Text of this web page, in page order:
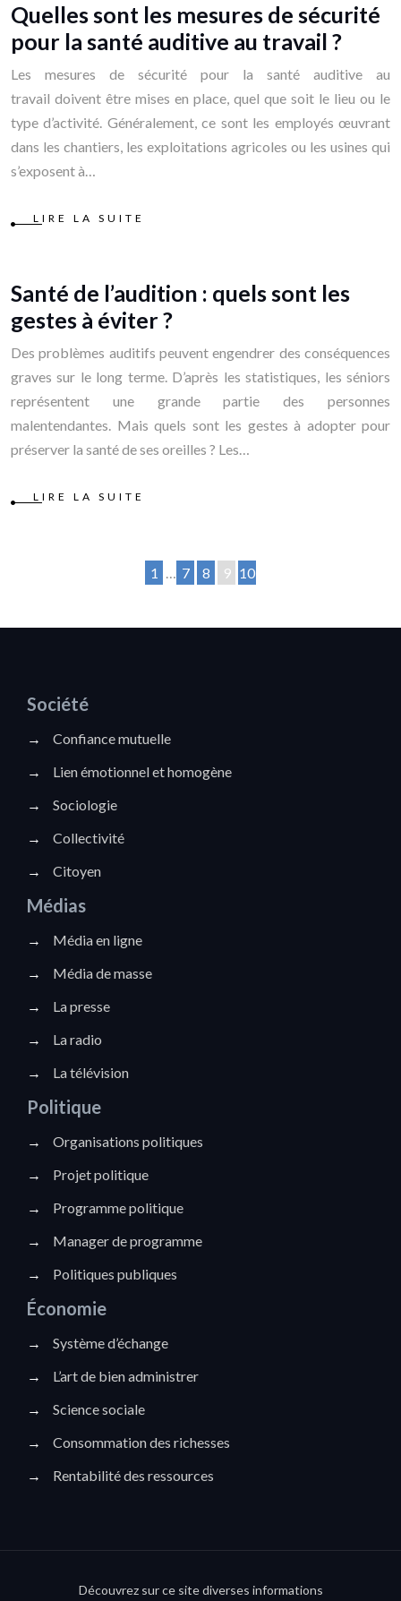
Quelles sont les mesures de sécurité
pour la santé auditive au travail ?
Les mesures de sécurité pour la santé auditive au
travail doivent être mises en place, quel que soit le lieu ou le
type d’activité. Généralement, ce sont les employés œuvrant
dans les chantiers, les exploitations agricoles ou les usines qui
s’exposent à…
LIRE LA SUITE
Santé de l’audition : quels sont les
gestes à éviter ?
Des problèmes auditifs peuvent engendrer des conséquences
graves sur le long terme. D’après les statistiques, les séniors
représentent une grande partie des personnes
malentendantes. Mais quels sont les gestes à adopter pour
préserver la santé de ses oreilles ? Les…
LIRE LA SUITE
1 … 7 8 9 10
Société
→
Confiance mutuelle
→
Lien émotionnel et homogène
→
Sociologie
→
Collectivité
→
Citoyen
Médias
→
Média en ligne
→
Média de masse
→
La presse
→
La radio
→
La télévision
Politique
→
Organisations politiques
→
Projet politique
→
Programme politique
→
Manager de programme
→
Politiques publiques
Économie
→
Système d’échange
→
L’art de bien administrer
→
Science sociale
→
Consommation des richesses
→
Rentabilité des ressources
Découvrez sur ce site diverses informations